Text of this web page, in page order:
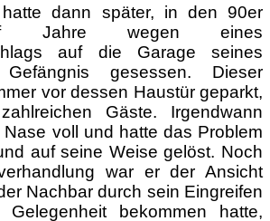
hatte dann später, in den 90er
Jahre wegen eines
auf die Garage seines
gesessen. Dieser
vor dessen Haustür geparkt,
Gäste. Irgendwann
Nase voll und hatte das Problem
auf seine Weise gelöst. Noch
war er der Ansicht
Nachbar durch sein Eingreifen
bekommen hatte,